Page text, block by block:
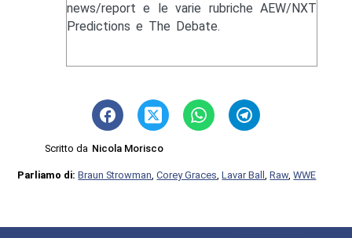
news/report e le varie rubriche AEW/NXT
Predictions e The Debate.
Scritto da Nicola Morisco
Parliamo di:Braun Strowman,Corey Graces,Lavar Ball,Raw,WWE